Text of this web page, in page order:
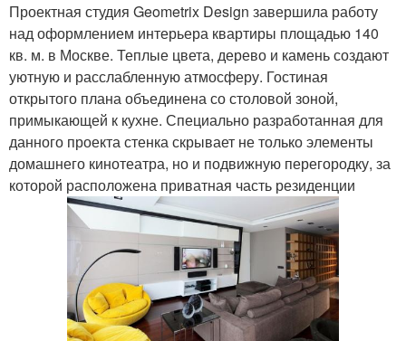
Проектная студия Geometrix Design завершила работу
над оформлением интерьера квартиры площадью 140
кв. м. в Москве. Теплые цвета, дерево и камень создают
уютную и расслабленную атмосферу. Гостиная
открытого плана объединена со столовой зоной,
примыкающей к кухне. Специально разработанная для
данного проекта стенка скрывает не только элементы
домашнего кинотеатра, но и подвижную перегородку, за
которой расположена приватная часть резиденции